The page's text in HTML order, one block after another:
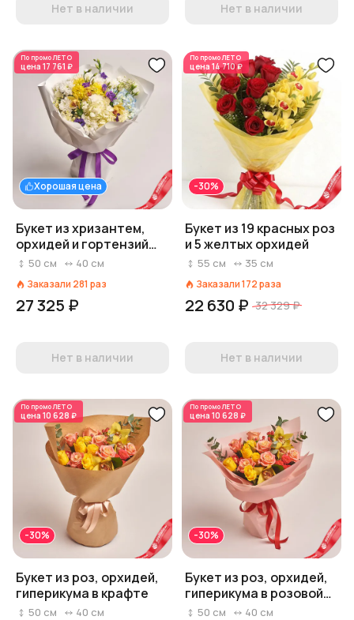
Нет в наличии Нет в наличии
По промоЛЕТО
цена 17 761 ₽
Хорошая цена
Букет из хризантем,
орхидей и гортензий
«Спасибо, дорогие
50 см 40 см
Заказали 281 раз
27 325 ₽
Нет в наличии
По промоЛЕТО
цена 14 710 ₽
-30%
Букет из 19 красных роз
и 5 желтых орхидей
55 см 35 см
Заказали172раза
22 630 ₽ 32 329 ₽
Нет в наличии
По промоЛЕТО
цена 10 628 ₽
-30%
Букет из роз, орхидей,
гиперикума в крафте
50 см 40 см
По промоЛЕТО
цена 10 628 ₽
-30%
Букет из роз, орхидей,
гиперикума в розовой
пленке
50 см 40 см